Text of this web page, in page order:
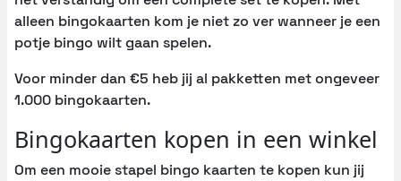
alleen bingokaarten kom je niet zo ver wanneer je een
potje bingo wilt gaan spelen.
Voor minder dan €5 heb jij al pakketten met ongeveer
1.000 bingokaarten.
Bingokaarten kopen in een winkel
Om een mooie stapel bingo kaarten te kopen kun jij